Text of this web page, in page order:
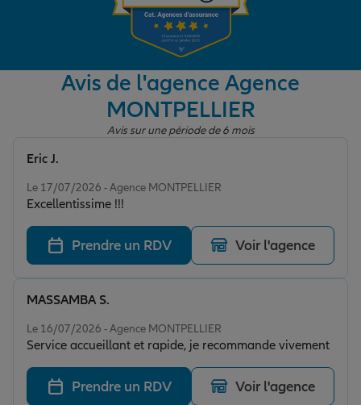
Garantie des accidents de la vie
Assurance scolaire
Retraite
Tous nos devis d'assurance
Avis de l'agence Agence
MONTPELLIER
Avis sur une période de 6 mois
Le 17/07/2026 - Agence MONTPELLIER
Excellentissime !!!
Eric J.
Prendre un RDV Voir l'agence
Le 16/07/2026 - Agence MONTPELLIER
Service accueillant et rapide, je recommande vivement
MASSAMBA S.
Prendre un RDV Voir l'agence